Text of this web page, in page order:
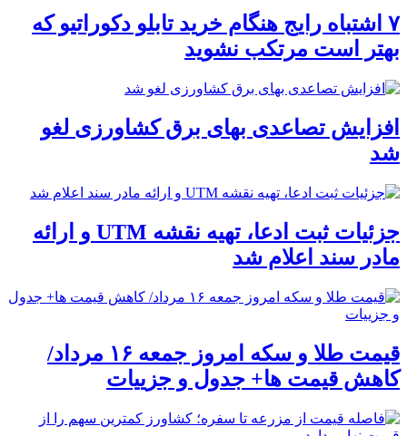
۷ اشتباه رایج هنگام خرید تابلو دکوراتیو که
بهتر است مرتکب نشوید
افزایش تصاعدی بهای برق کشاورزی لغو
شد
جزئیات ثبت ادعا، تهیه نقشه UTM و ارائه
مادر سند اعلام شد
قیمت طلا و سکه امروز جمعه ۱۶ مرداد/
کاهش قیمت ها+ جدول و جزییات